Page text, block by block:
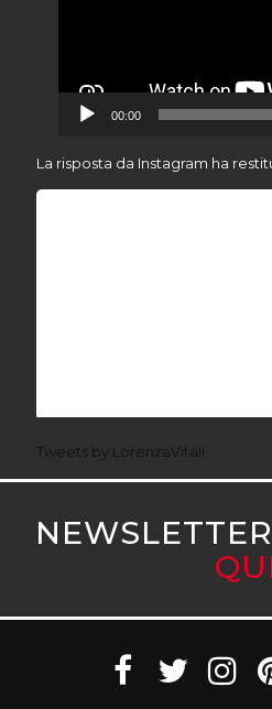
00:00
La risposta da Instagram ha
Tweets by LorenzaVitali